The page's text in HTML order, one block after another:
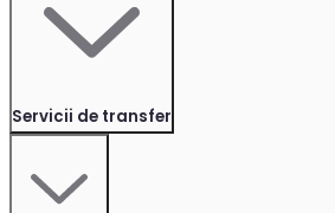
Servicii de transfer